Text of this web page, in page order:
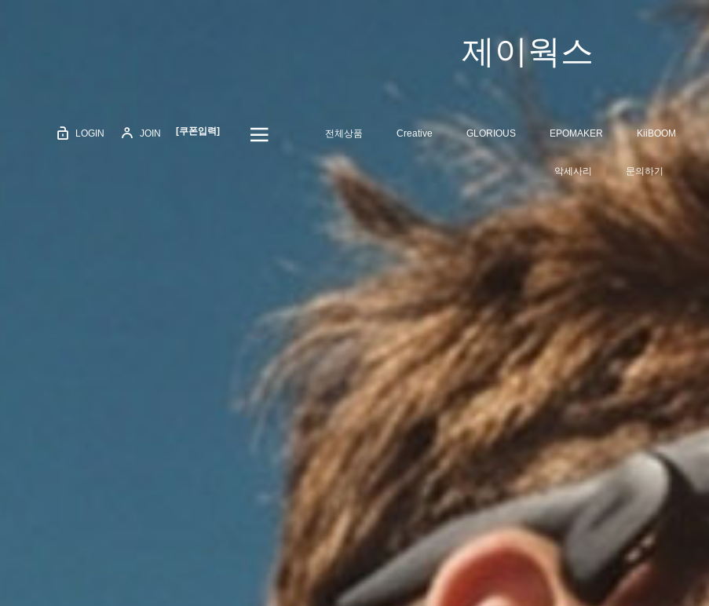
제이웍스
LOGIN JOIN [쿠폰입력] 전체상품 Creative GLORIOUS EPOMAKER KiiBOOM
악세사리 문의하기